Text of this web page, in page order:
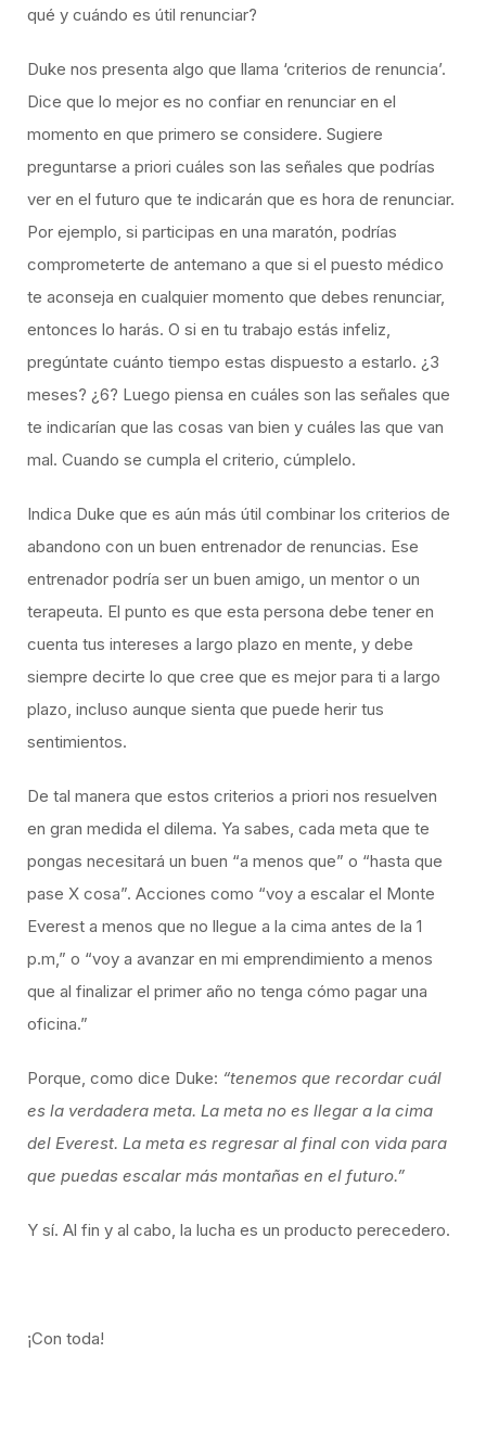
qué y cuándo es útil renunciar?
Duke nos presenta algo que llama ‘criterios de renuncia’.
Dice que lo mejor es no confiar en renunciar en el
momento en que primero se considere. Sugiere
preguntarse a priori cuáles son las señales que podrías
ver en el futuro que te indicarán que es hora de renunciar.
Por ejemplo, si participas en una maratón, podrías
comprometerte de antemano a que si el puesto médico
te aconseja en cualquier momento que debes renunciar,
entonces lo harás. O si en tu trabajo estás infeliz,
pregúntate cuánto tiempo estas dispuesto a estarlo. ¿3
meses? ¿6? Luego piensa en cuáles son las señales que
te indicarían que las cosas van bien y cuáles las que van
mal. Cuando se cumpla el criterio, cúmplelo.
Indica Duke que es aún más útil combinar los criterios de
abandono con un buen entrenador de renuncias. Ese
entrenador podría ser un buen amigo, un mentor o un
terapeuta. El punto es que esta persona debe tener en
cuenta tus intereses a largo plazo en mente, y debe
siempre decirte lo que cree que es mejor para ti a largo
plazo, incluso aunque sienta que puede herir tus
sentimientos.
De tal manera que estos criterios a priori nos resuelven
en gran medida el dilema. Ya sabes, cada meta que te
pongas necesitará un buen “a menos que” o “hasta que
pase X cosa”. Acciones como “voy a escalar el Monte
Everest a menos que no llegue a la cima antes de la 1
p.m,” o “voy a avanzar en mi emprendimiento a menos
que al finalizar el primer año no tenga cómo pagar una
oficina.”
Porque, como dice Duke: “tenemos que recordar cuál
es la verdadera meta. La meta no es llegar a la cima
del Everest. La meta es regresar al final con vida para
que puedas escalar más montañas en el futuro.”
Y sí. Al fin y al cabo, la lucha es un producto perecedero.
¡Con toda!